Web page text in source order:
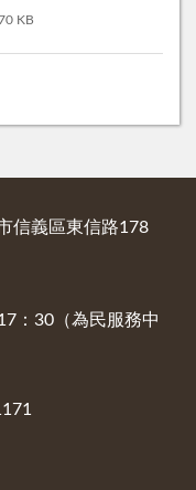
KB
信義區東信路178
：30（為民服務中